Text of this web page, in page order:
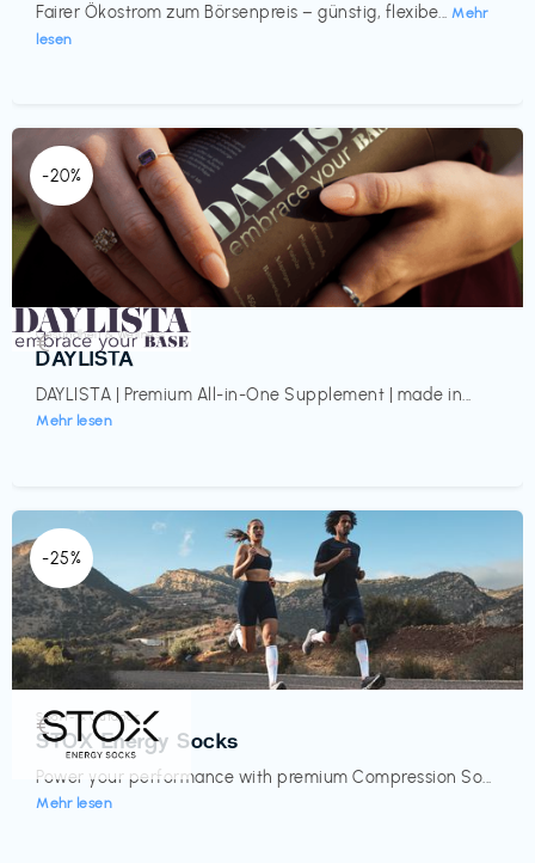
Fairer Ökostrom zum Börsenpreis – günstig, flexibe... Mehr
lesen
-20%
Gesundheit & Wellness
DAYLISTA
DAYLISTA | Premium All-in-One Supplement | made in...
Mehr lesen
€‎
-25%
Sport- & Outdoor
STOX Energy Socks
Power your performance with premium Compression So...
Mehr lesen
€‎